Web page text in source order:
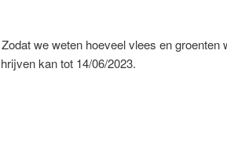
we weten hoeveel vlees en groenten
kan tot 14/06/2023.